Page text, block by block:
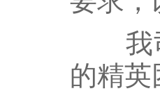
我司
的精